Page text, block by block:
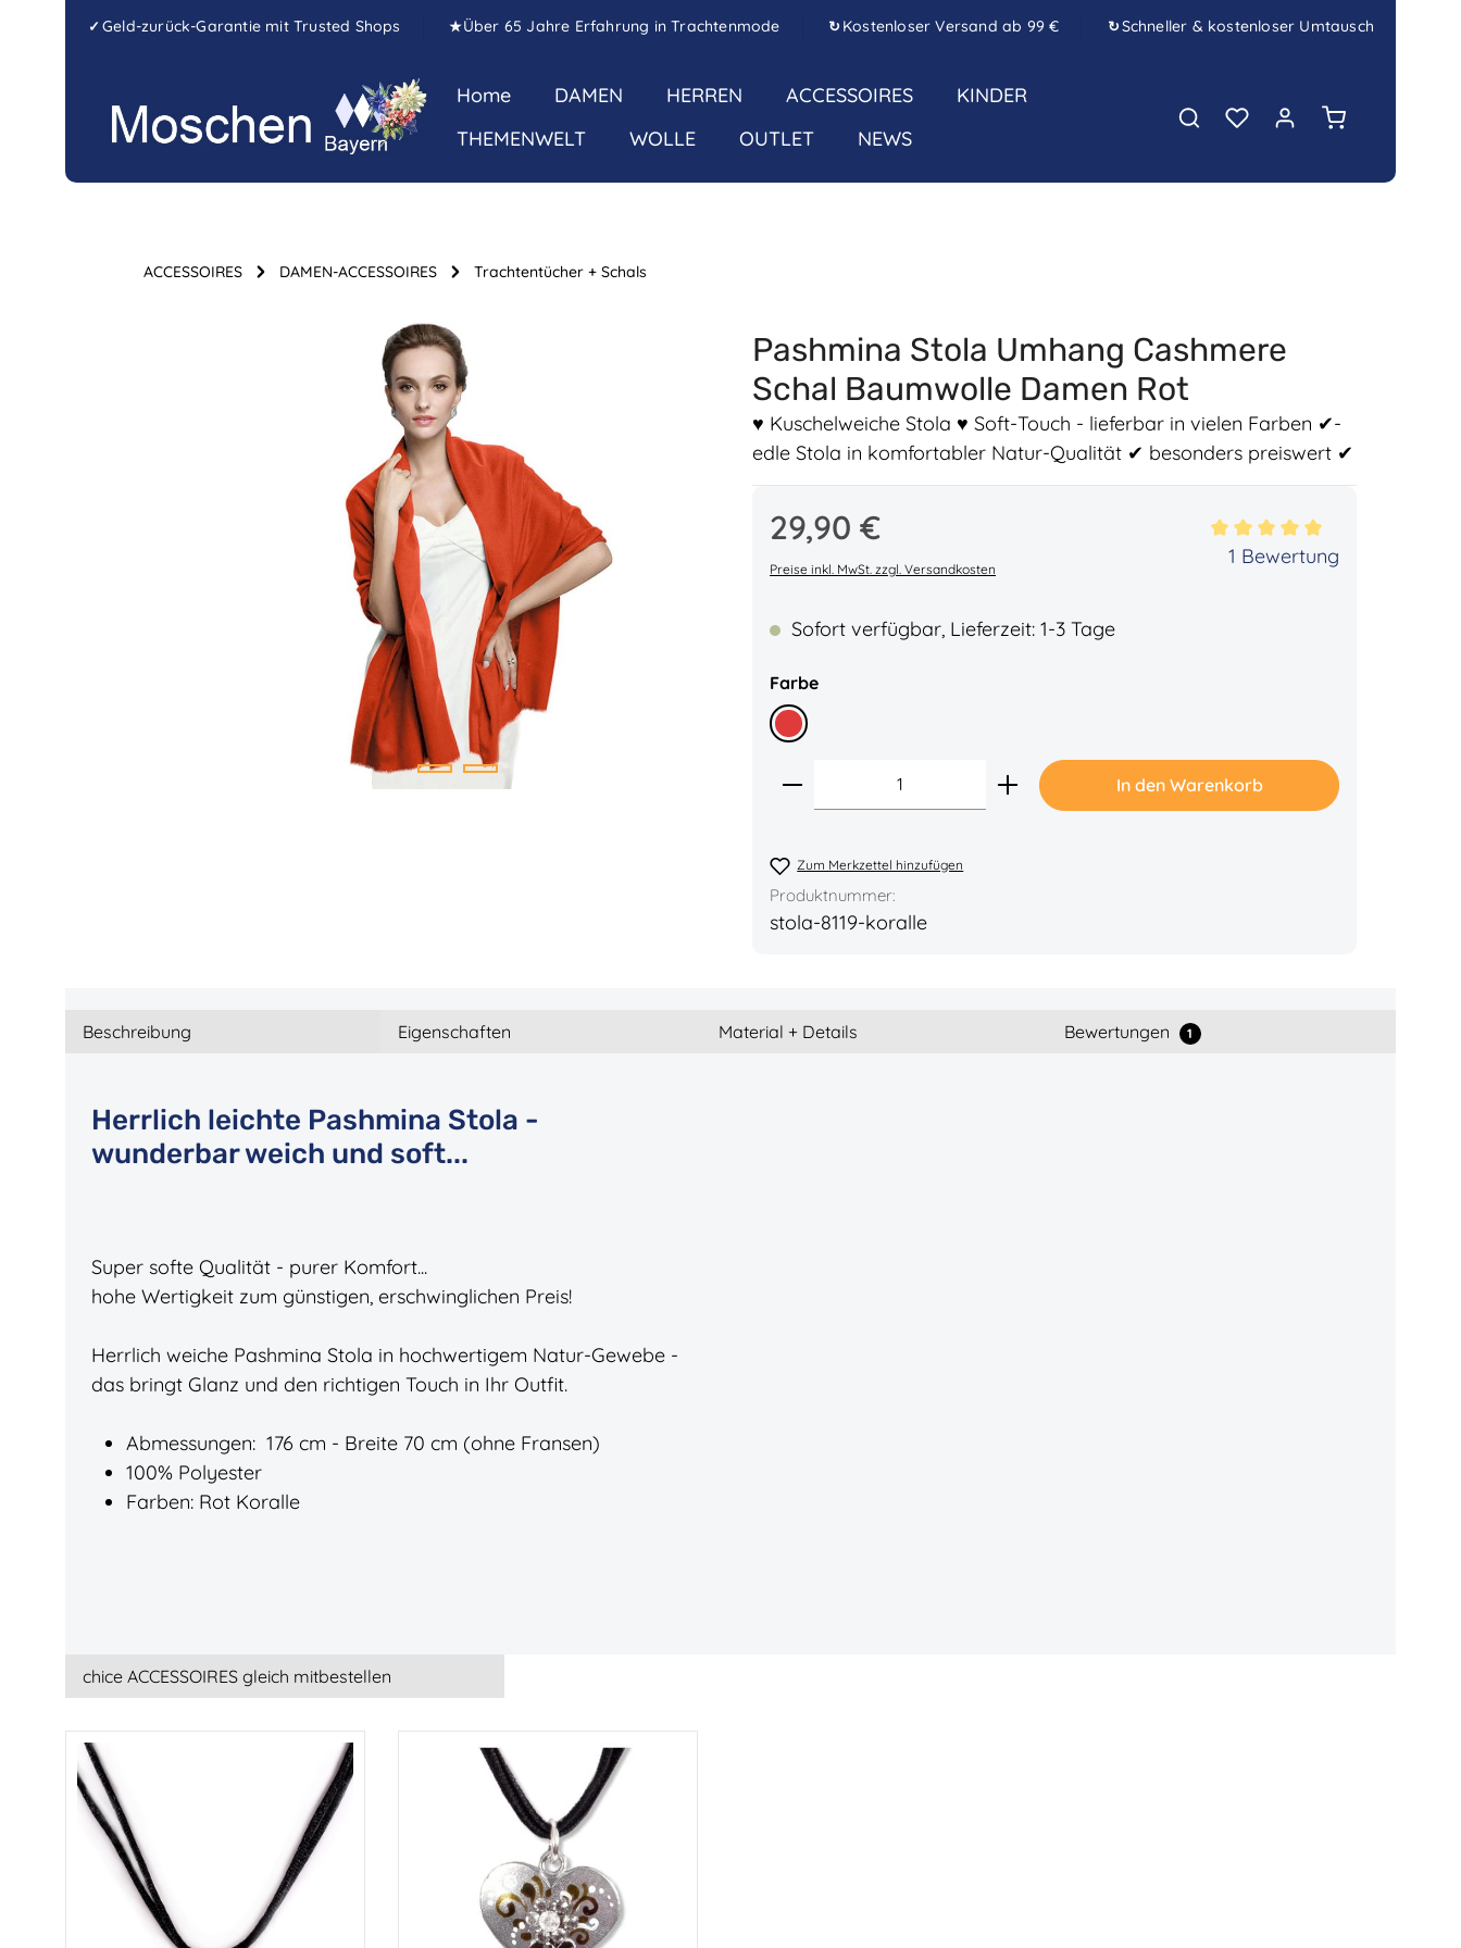
Zum Hauptinhalt springen
Zur Hauptnavigation springen
✓ Geld-zurück-Garantie mit Trusted Shops ★Über 65 Jahre Erfahrung in Trachtenmode ↻ Kostenloser Versand ab 99 € ↻Schneller & kostenloser Umtausch
Home DAMEN HERREN ACCESSOIRES
KINDER
THEMENWELT
WOLLE OUTLET NEWS
Warenkorb
ACCESSOIRES DAMEN-ACCESSOIRES Trachtentücher + Schals
Pashmina Stola Umhang Cashmere
Schal Baumwolle Damen Rot
♥ Kuschelweiche Stola ♥ Soft-Touch - lieferbar in vielen Farben ✔-
edle Stola in komfortabler Natur-Qualität ✔ besonders preiswert ✔
Regulärer Preis:
29,90 €
Preise inkl. MwSt. zzgl. Versandkosten
1 Bewertung
Sofort verfügbar, Lieferzeit: 1-3 Tage
Farbeauswählen
Rot
Produkt Anzahl: Gib den gewünschten Wert ein oder
In den Warenkorb
Zum Merkzettel hinzufügen
Produktnummer:
stola-8119-koralle
Beschreibung Eigenschaften Material + Details Bewertungen 1
Herrlich leichte Pashmina Stola -
wunderbar weich und soft...
Super softe Qualität - purer Komfort...
hohe Wertigkeit zum günstigen, erschwinglichen Preis!
Herrlich weiche Pashmina Stola in hochwertigem Natur-Gewebe -
das bringt Glanz und den richtigen Touch in Ihr Outfit.
Abmessungen: 176 cm - Breite 70 cm (ohne Fransen)
100% Polyester
Farben: Rot Koralle
chice ACCESSOIRES gleich mitbestellen
Produktgalerie überspringen